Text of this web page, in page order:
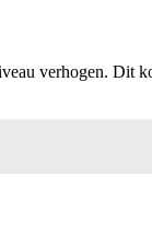
verhogen. Dit